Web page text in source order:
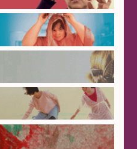
2019
2017
2015
2013